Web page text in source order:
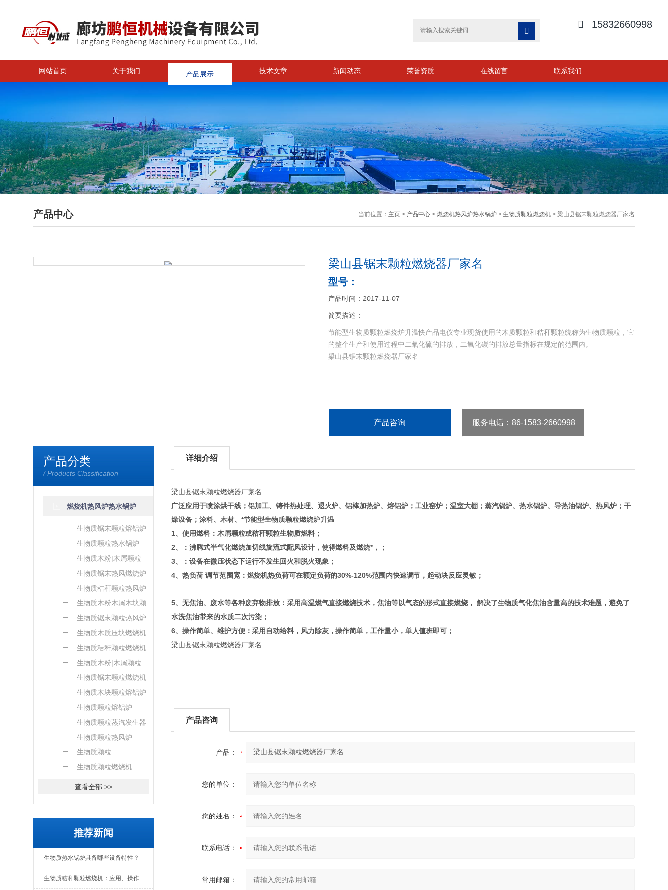

 15832660998
网站首页 关于我们 产品展示 技术文章 新闻动态 荣誉资质 在线留言 联系我们
产品中心 当前位置： 主页> 产品中心> 燃烧机热风炉热水锅炉> 生物质颗粒燃烧机> 梁山县锯末颗粒燃烧器厂家名
< >
梁山县锯末颗粒燃烧器厂家名
型号：
产品时间：2017-11-07
简要描述：
节能型生物质颗粒燃烧炉升温快产品电仪专业现货使用的木质颗粒和秸秆颗粒统称为生物质颗粒，它
的整个生产和使用过程中二氧化硫的排放，二氧化碳的排放总量指标在规定的范围内。
梁山县锯末颗粒燃烧器厂家名
产品咨询 服务电话：86-1583-2660998
产品分类
/ Products Classification
燃烧机热风炉热水锅炉
生物质锯末颗粒熔铝炉
生物质颗粒热水锅炉
生物质木粉|木屑颗粒
熔铝炉
生物质锯末热风燃烧炉
生物质秸秆颗粒热风炉
生物质木粉木屑木块颗
粒热风炉
生物质锯末颗粒热风炉
生物质木质压块燃烧机
生物质秸秆颗粒燃烧机
生物质木粉|木屑颗粒
燃烧机
生物质锯末颗粒燃烧机
生物质木块颗粒熔铝炉
生物质颗粒熔铝炉
生物质颗粒蒸汽发生器
生物质颗粒热风炉
生物质颗粒
生物质颗粒燃烧机
查看全部 >>
推荐新闻
生物质热水锅炉具备哪些设备特性？
生物质秸秆颗粒燃烧机：应用、操作与日常维护全解析
详细介绍
梁山县锯末颗粒燃烧器厂家名
广泛应用于喷涂烘干线；铝加工、铸件热处理、退火炉、铝棒加热炉、熔铝炉；工业窑炉；温室大棚；蒸汽锅炉、热水锅炉、导热油锅炉、热风炉；干
燥设备；涂料、木材、*节能型生物质颗粒燃烧炉升温
1、使用燃料：木屑颗粒或秸秆颗粒生物质燃料；
2、：沸腾式半气化燃烧加切线旋流式配风设计，使得燃料及燃烧*，；
3、：设备在微压状态下运行不发生回火和脱火现象；
4、热负荷 调节范围宽：燃烧机热负荷可在额定负荷的30%-120%范围内快速调节，起动块反应灵敏；
5、无焦油、废水等各种废弃物排放：采用高温燃气直接燃烧技术，焦油等以气态的形式直接燃烧， 解决了生物质气化焦油含量高的技术难题，避免了
水洗焦油带来的水质二次污染；
6、操作简单、维护方便：采用自动给料，风力除灰，操作简单，工作量小，单人值班即可；
梁山县锯末颗粒燃烧器厂家名
产品咨询
产品：
您的单位：
您的姓名：
联系电话：
常用邮箱：